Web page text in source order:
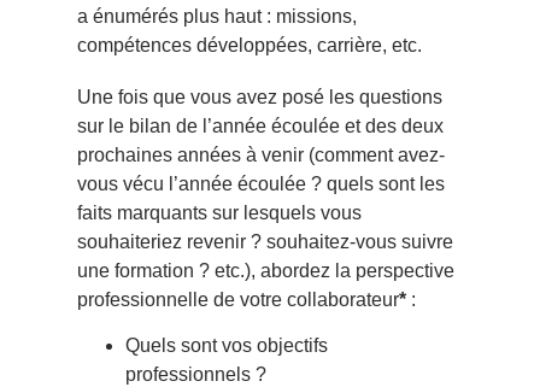
a énumérés plus haut : missions,
compétences développées, carrière, etc.
Une fois que vous avez posé les questions
sur le bilan de l’année écoulée et des deux
prochaines années à venir (comment avez-
vous vécu l’année écoulée ? quels sont les
faits marquants sur lesquels vous
souhaiteriez revenir ? souhaitez-vous suivre
une formation ? etc.), abordez la perspective
professionnelle de votre collaborateur* :
Quels sont vos objectifs
professionnels ?